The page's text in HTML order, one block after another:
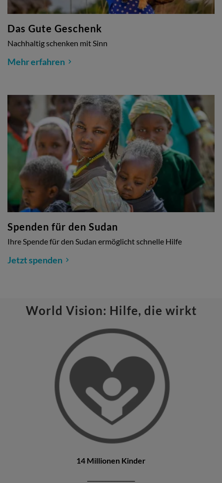
Das Gute Geschenk
Nachhaltig schenken mit Sinn
Mehr erfahren
Spenden für den Sudan
Ihre Spende für den Sudan ermöglicht schnelle Hilfe
Jetzt spenden
World Vision: Hilfe, die wirkt
14 Millionen Kinder